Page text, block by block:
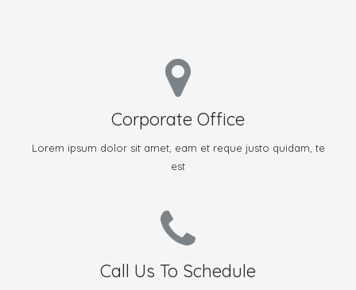
Corporate Office
Lorem ipsum dolor sit amet, eam et reque justo quidam, te
est
BioZeo® SOLUCIONES NATURALES S.L.
Calle Lituania nº10, Edificio CIES, , Castellón de la Plana, ,
12006, España
Request A Call
Call Us To Schedule
Call Us Today!